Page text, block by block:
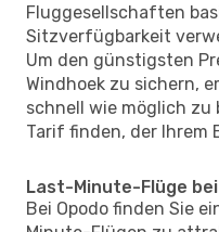
Fluggesellschaften
Sitzverfügbarkeit
Um den günstigsten
Windhoek zu sichern,
schnell wie möglich zu
Tarif finden, der Ihrem
Last-Minute-Flüge
Bei Opodo finden Sie